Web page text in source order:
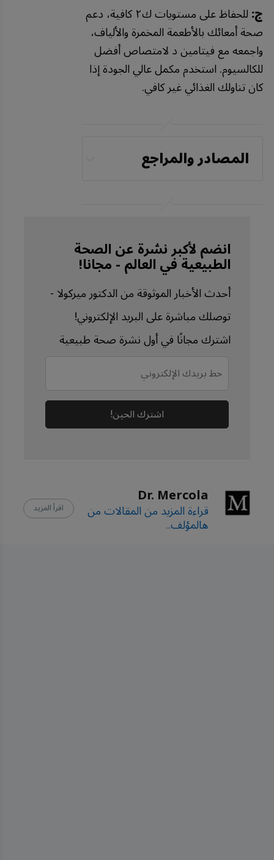
ج:
للحفاظ على مستويات ك٢ كافية، دعم
صحة أمعائك بالأطعمة المخمرة والألياف،
واجمعه مع فيتامين د لامتصاص أفضل
للكالسيوم. استخدم مكمل عالي الجودة إذا
كان تناولك الغذائي غير كافي.
المصادر والمراجع
Open Heart. 2021 Nov
16;8(2):e001715
OrthoInfo, Vitamin D
for Good Bone Health
Int J Mol Sci. 2019 Feb
19;20(4):896
انضم لأكبر نشرة عن الصحة
الطبيعية في العالم - مجانا!
أحدث الأخبار الموثوقة من الدكتور ميركولا -
توصلك مباشرة على البريد الإلكتروني!
اشترك مجانًا في أول نشرة صحة طبيعية
اشترك الحين!
Dr. Mercola
قراءة المزيد من المقالات من
هالمؤلف..
اقرأ المزيد